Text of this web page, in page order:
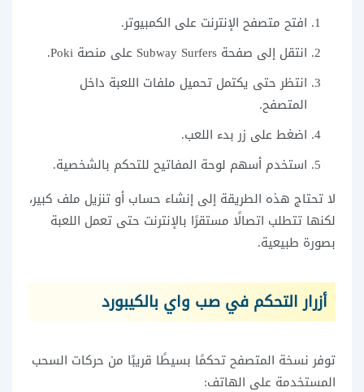
افتح متصفح الإنترنت على الكمبيوتر.
انتقل إلى صفحة Subway Surfers على منصة Poki.
انتظر حتى يكتمل تحميل ملفات اللعبة داخل
المتصفح.
اضغط على زر بدء اللعب.
استخدم أسهم لوحة المفاتيح للتحكم بالشخصية.
لا تحتاج هذه الطريقة إلى إنشاء حساب أو تنزيل ملف كبير،
لكنها تتطلب اتصالًا مستقرًا بالإنترنت حتى تعمل اللعبة
بصورة طبيعية.
أزرار التحكم في صب واي بالكيبورد
توفر نسخة المتصفح تحكمًا بسيطًا قريبًا من حركات السحب
المستخدمة على الهاتف: